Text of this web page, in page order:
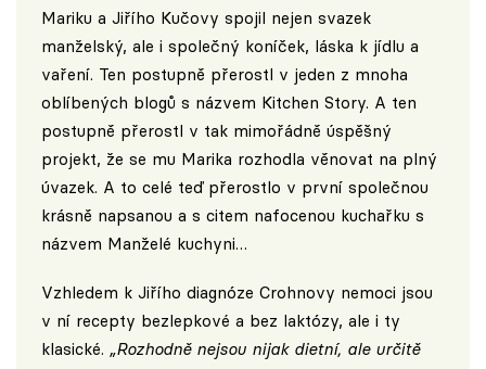
Mariku a Jiřího Kučovy spojil nejen svazek
manželský, ale i společný koníček, láska k jídlu a
vaření. Ten postupně přerostl v jeden z mnoha
oblíbených blogů s názvem Kitchen Story. A ten
postupně přerostl v tak mimořádně úspěšný
projekt, že se mu Marika rozhodla věnovat na plný
úvazek. A to celé teď přerostlo v první společnou
krásně napsanou a s citem nafocenou kuchařku s
názvem Manželé kuchyni…
Vzhledem k Jiřího diagnóze Crohnovy nemoci jsou
v ní recepty bezlepkové a bez laktózy, ale i ty
klasické. „Rozhodně nejsou nijak dietní, ale určitě